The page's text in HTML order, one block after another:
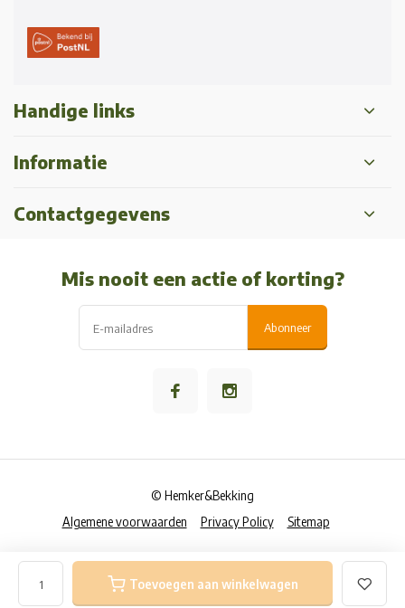
Toevoegen aan winkelwagen
Handige links
Informatie
Contactgegevens
Mis nooit een actie of korting?
Abonneer
Algemene voorwaarden Privacy Policy Sitemap
© Hemker&Bekking